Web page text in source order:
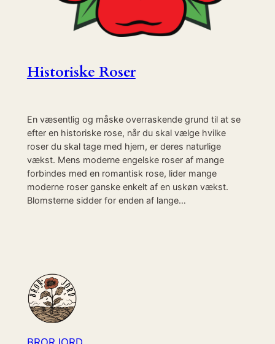
Historiske Roser
En væsentlig og måske overraskende grund til at se
efter en historiske rose, når du skal vælge hvilke
roser du skal tage med hjem, er deres naturlige
vækst. Mens moderne engelske roser af mange
forbindes med en romantisk rose, lider mange
moderne roser ganske enkelt af en uskøn vækst.
Blomsterne sidder for enden af lange…